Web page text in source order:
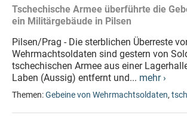
Tschechische Armee überführte die
ein Militärgebäude in Pilsen
Pilsen/Prag - Die sterblichen Überreste
Wehrmachtsoldaten sind gestern von
tschechischen Armee aus einer
Laben (Aussig) entfernt und... mehr ›
Themen:Gebeine von Wehrmachtsoldaten,